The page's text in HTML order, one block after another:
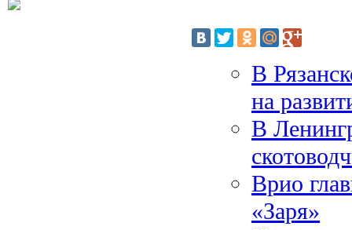
В
на
В
Врио
«Заря»